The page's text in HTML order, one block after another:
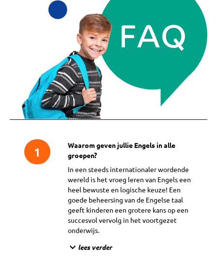
1
Waarom geven jullie Engels in alle
groepen?
In een steeds internationaler wordende
wereld is het vroeg leren van Engels een
heel bewuste en logische keuze! Een
goede beheersing van de Engelse taal
geeft kinderen een grotere kans op een
succesvol vervolg in het voortgezet
onderwijs.
lees verder